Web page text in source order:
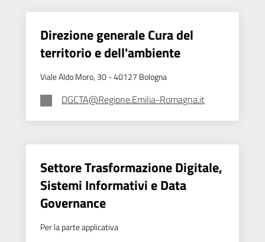
Novità
ServiziDirezione generale Cura del
territorio e dell'ambiente
Viale Aldo Moro, 30 - 40127 Bologna
DGCTA@Regione.Emilia-Romagna.it
Settore Trasformazione Digitale,
Sistemi Informativi e Data
Governance
Per la parte applicativa